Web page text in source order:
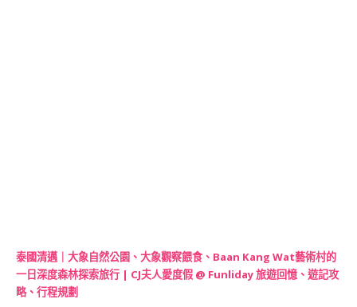
泰國清邁｜大象自然公園、大象觀察餵食、Baan Kang Wat藝術村的
一日深度森林探索旅行 | CJ夫人愛度假 @ Funliday 旅遊回憶、遊記攻
略、行程規劃